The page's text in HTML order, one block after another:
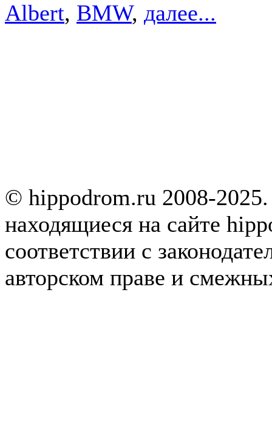
Albert, BMW, далее...
© hippodrom.ru 2008-
находящиеся на сайте
соответствии с
авторском праве и